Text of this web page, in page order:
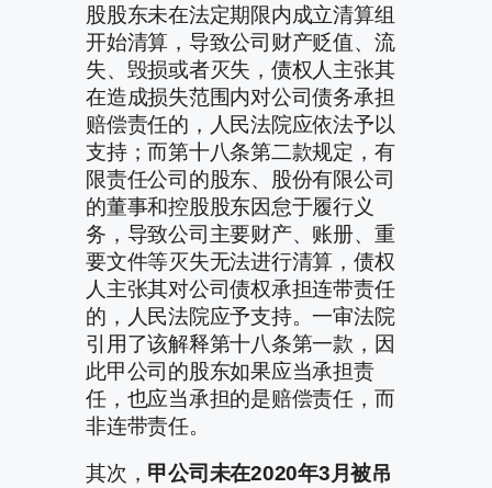
股股东未在法定期限内成立清算组
开始清算，导致公司财产贬值、流
失、毁损或者灭失，债权人主张其
在造成损失范围内对公司债务承担
赔偿责任的，人民法院应依法予以
支持；而第十八条第二款规定，有
限责任公司的股东、股份有限公司
的董事和控股股东因怠于履行义
务，导致公司主要财产、账册、重
要文件等灭失无法进行清算，债权
人主张其对公司债权承担连带责任
的，人民法院应予支持。一审法院
引用了该解释第十八条第一款，因
此甲公司的股东如果应当承担责
任，也应当承担的是赔偿责任，而
非连带责任。
其次， 甲公司未在2020年3月被吊